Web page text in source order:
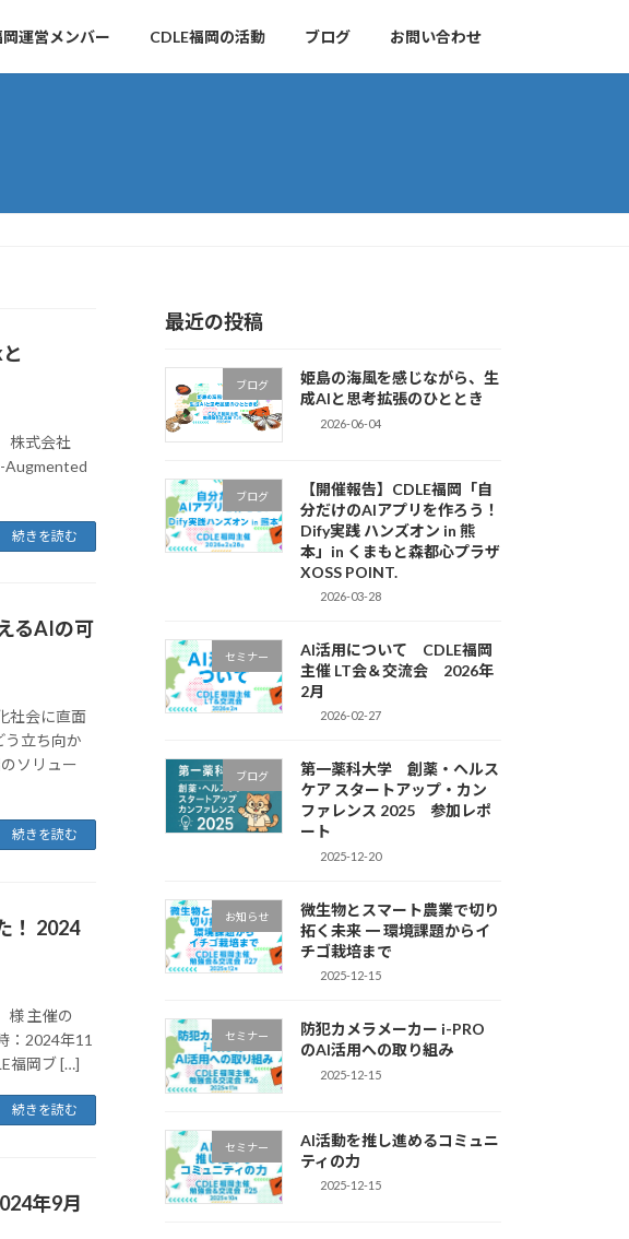
岡運営メンバー CDLE福岡の活動 ブログ お問い合わせ
株式会社
続きを読む
るAIの可
社会に直面
立ち向か
ソリュー
続きを読む
！ 2024
様 主催の
：2024年11
福岡ブ […]
続きを読む
年9月
最近の投稿
ブログ
姫島の海風を感じながら、生
成AIと思考拡張のひととき
2026-06-04
ブログ
【開催報告】CDLE福岡「自
分だけのAIアプリを作ろう！
Dify実践 ハンズオン in 熊
本」in くまもと森都心プラザ
XOSS POINT.
2026-03-28
セミナー
AI活用について CDLE福岡
主催 LT会＆交流会 2026年
2月
2026-02-27
ブログ
第一薬科大学 創薬・ヘルス
ケア スタートアップ・カン
ファレンス 2025 参加レポ
ート
2025-12-20
お知らせ
微生物とスマート農業で切り
拓く未来 一 環境課題からイ
チゴ栽培まで
2025-12-15
セミナー
防犯カメラメーカー i-PRO
のAI活用への取り組み
2025-12-15
セミナー
AI活動を推し進めるコミュニ
ティの力
2025-12-15